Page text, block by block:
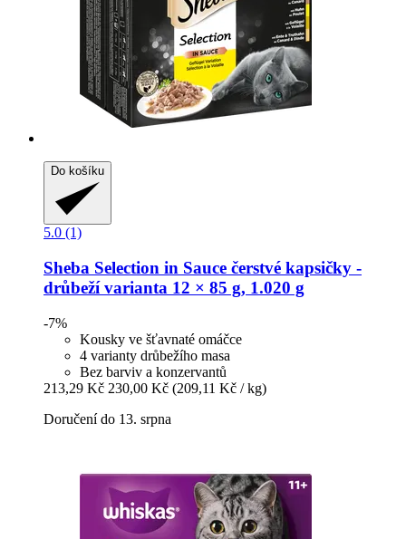
Do košíku
5.0 (1)
Sheba Selection in Sauce čerstvé kapsičky -​
drůbeží varianta 12 × 85 g, 1.020 g
-7%
Kousky ve šťavnaté omáčce
4 varianty drůbežího masa
Bez barviv a konzervantů
213,29 Kč 230,00 Kč (209,11 Kč / kg)
Doručení do 13. srpna